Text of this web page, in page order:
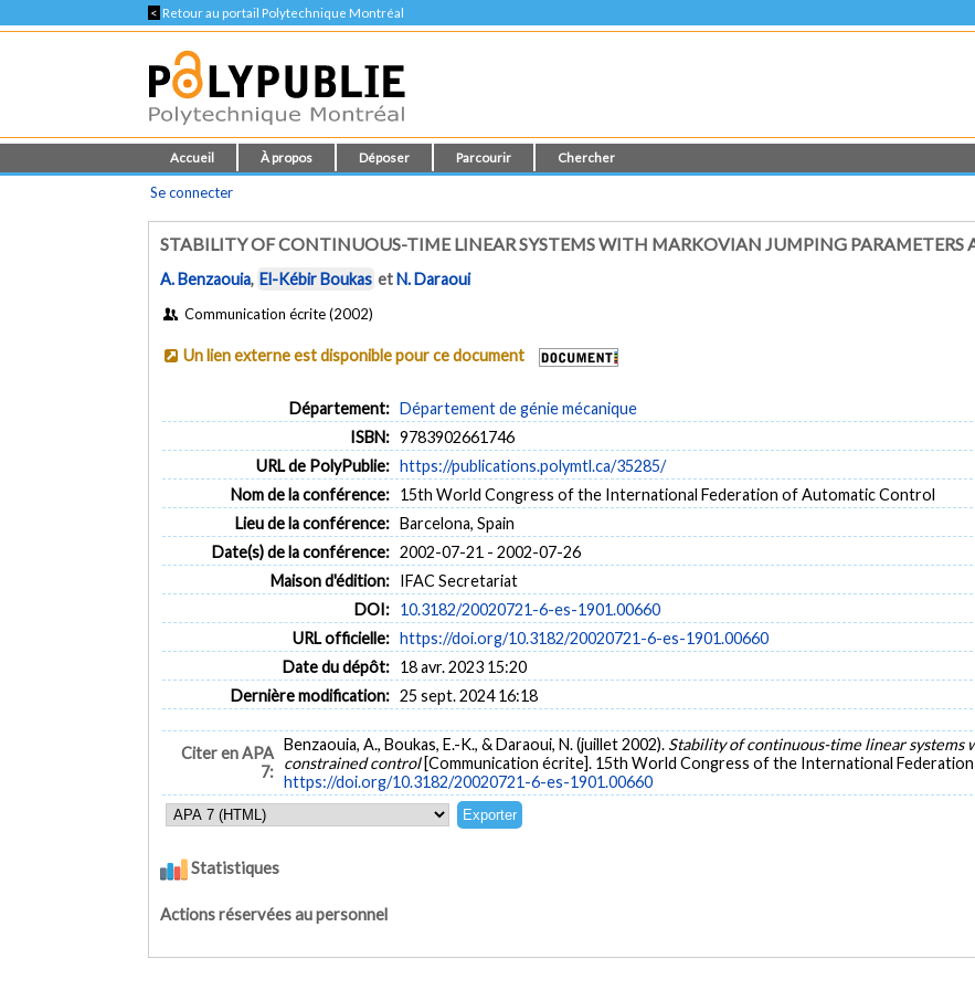
< Retour au portail Polytechnique Montréal
Accueil À propos Déposer Parcourir Chercher
Se connecter
STABILITY OF CONTINUOUS-TIME LINEAR SYSTEMS WITH MARKOVIAN JUMPING
A. Benzaouia, El-Kébir Boukas etN. Daraoui
Communication écrite (2002)
Un lien externe est disponible pour ce document
Département: Département de génie mécanique
ISBN: 9783902661746
URL de PolyPublie: https://publications.polymtl.ca/35285/
Nom de la conférence: 15th World Congress of the International Federation of Automatic Control
Lieu de la conférence: Barcelona, Spain
Date(s) de la conférence: 2002-07-21 - 2002-07-26
Maison d'édition: IFAC Secretariat
DOI: 10.3182/20020721-6-es-1901.00660
URL officielle: https://doi.org/10.3182/20020721-6-es-1901.00660
Date du dépôt: 18 avr. 2023 15:20
Dernière modification: 25 sept. 2024 16:18
Citer en APA
7:
Benzaouia, A., Boukas, E.-K., & Daraoui, N. (juillet 2002). Stability of continuous-time linear systems
constrained control [Communication écrite]. 15th World Congress of the International
https://doi.org/10.3182/20020721-6-es-1901.00660
Statistiques
Actions réservées au personnel